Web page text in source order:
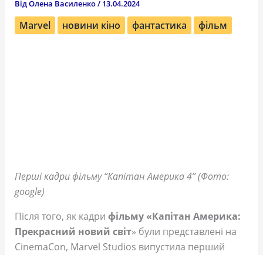
ВідОлена Василенко/ 13.04.2024
Marvel новини кіно фантастика фільм
Перші кадри фільму “Капітан Америка 4” (Фото:
google)
Після того, як кадри фільму «Капітан Америка:
Прекрасний новий світ» були представлені на
CinemaCon, Marvel Studios випустила перший